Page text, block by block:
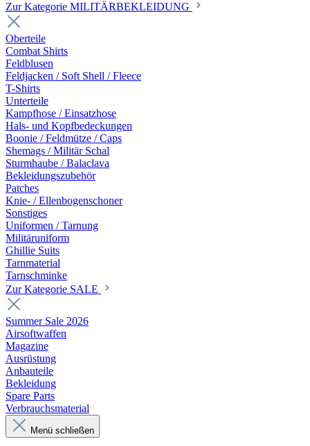
Zur Kategorie MILITÄRBEKLEIDUNG
Oberteile
Combat Shirts
Feldblusen
Feldjacken / Soft Shell / Fleece
T-Shirts
Unterteile
Kampfhose / Einsatzhose
Hals- und Kopfbedeckungen
Boonie / Feldmütze / Caps
Shemags / Militär Schal
Sturmhaube / Balaclava
Bekleidungszubehör
Patches
Knie- / Ellenbogenschoner
Sonstiges
Uniformen / Tarnung
Militäruniform
Ghillie Suits
Tarnmaterial
Tarnschminke
Zur Kategorie SALE
Summer Sale 2026
Airsoftwaffen
Magazine
Ausrüstung
Anbauteile
Bekleidung
Spare Parts
Verbrauchsmaterial
Menü schließen